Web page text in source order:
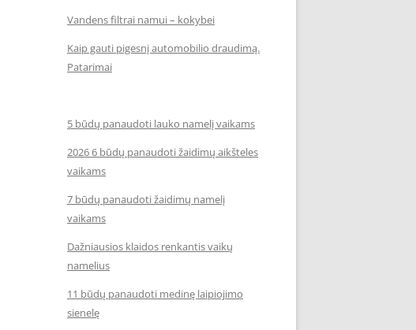
Vandens filtrai namui – kokybei
Kaip gauti pigesnį automobilio draudimą.
Patarimai
5 būdų panaudoti lauko namelį vaikams
2026 6 būdų panaudoti žaidimų aikšteles
vaikams
7 būdų panaudoti žaidimų namelį
vaikams
Dažniausios klaidos renkantis vaikų
namelius
11 būdų panaudoti medinę laipiojimo
sienelę